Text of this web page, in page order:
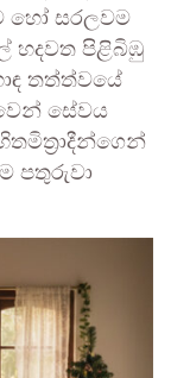
හෝ සරලවම
හදවත පිළිබිඹු
තත්ත්වයේ
සේවය
පතුරුවා